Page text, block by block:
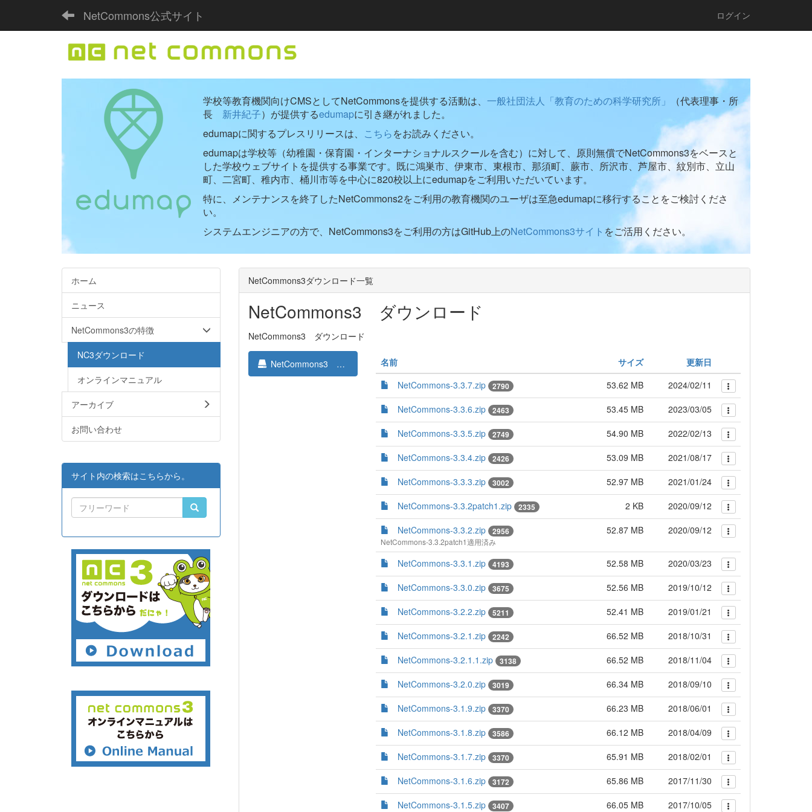
NetCommons公式サイト ログイン
学校等教育機関向けCMSとしてNetCommonsを提供する活動は、 一般社団法人「教育のための科学研究所」
（代表理事・所
長 新井紀子）が提供するedumapに引き継がれました。
edumapに関するプレスリリースは、 こちらをお読みください。
edumapは学校等（幼稚園・保育園・インターナショナルスクールを含む）に対して、原則無償でNetCommons3をベースと
した学校ウェブサイトを提供する事業です。既に鴻巣市、伊東市、東根市、那須町、蕨市、所沢市、芦屋市、紋別市、立山
町、二宮町、稚内市、桶川市等を中心に820校以上にedumapをご利用いただいています。
特に、メンテナンスを終了したNetCommons2をご利用の教育機関のユーザは至急edumapに移行することをご検討くださ
い。
システムエンジニアの方で、NetCommons3をご利用の方はGitHub上のNetCommons3サイト をご活用ください。
NetCommons3ダウンロード一覧
NetCommons3 ダウンロード
NetCommons3 ダウンロード
NetCommons3 ダウンロード 名前 サイズ
更新日
NetCommons-3.3.7.zip
2790 53.62 MB
2024/02/11
NetCommons-3.3.6.zip
2463 53.45 MB
2023/03/05
NetCommons-3.3.5.zip
2749 54.90 MB
2022/02/13
NetCommons-3.3.4.zip
2426 53.09 MB
2021/08/17
NetCommons-3.3.3.zip
3002 52.97 MB
2021/01/24
NetCommons-3.3.2patch1.zip
2335 2 KB
2020/09/12
NetCommons-3.3.2.zip
2956
NetCommons-3.3.2patch1適用済み
52.87 MB 2020/09/12
NetCommons-3.3.1.zip 4193 52.58 MB
2020/03/23
NetCommons-3.3.0.zip
3675 52.56 MB
2019/10/12
NetCommons-3.2.2.zip
5211 52.41 MB
2019/01/21
NetCommons-3.2.1.zip
2242 66.52 MB
2018/10/31
NetCommons-3.2.1.1.zip
3138 66.52 MB
2018/11/04
NetCommons-3.2.0.zip
3019 66.34 MB
2018/09/10
NetCommons-3.1.9.zip
3370 66.23 MB
2018/06/01
NetCommons-3.1.8.zip
3586 66.12 MB
2018/04/09
NetCommons-3.1.7.zip
3370 65.91 MB
2018/02/01
NetCommons-3.1.6.zip
3172 65.86 MB
2017/11/30
NetCommons-3.1.5.zip
3407 66.05 MB 2017/10/05
ホーム
ニュース
NetCommons3の特徴
NC3ダウンロード
オンラインマニュアル
アーカイブ
お問い合わせ
サイト内の検索はこちらから。